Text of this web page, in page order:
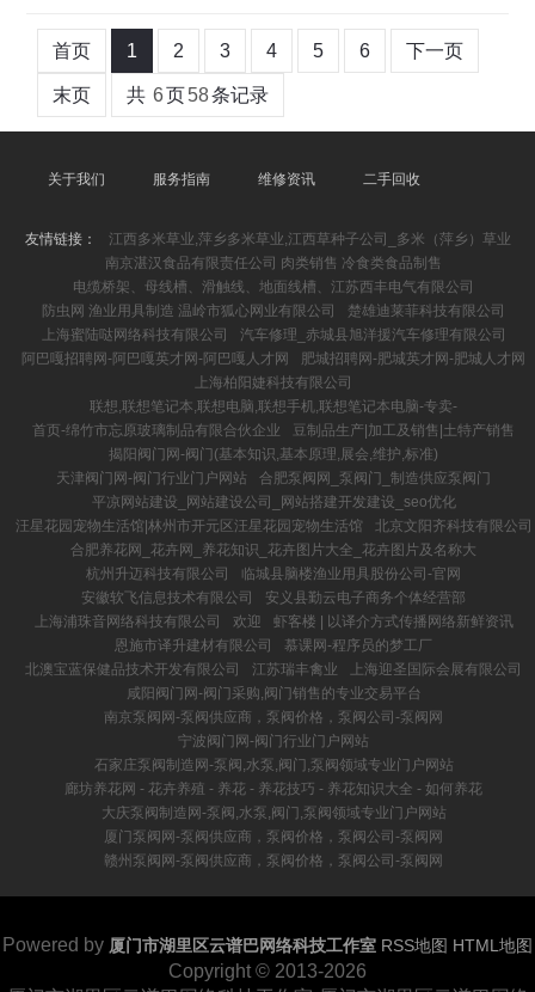
首页 1 2 3 4 5 6 下一页
末页 共 6页58条记录
关于我们 服务指南 维修资讯 二手回收
友情链接：
江西多米草业,萍乡多米草业,江西草种子公司_多米（萍乡）草业
南京湛汉食品有限责任公司 肉类销售 冷食类食品制售
电缆桥架、母线槽、滑触线、地面线槽、江苏西丰电气有限公司
防虫网 渔业用具制造 温岭市狐心网业有限公司
楚雄迪莱菲科技有限公司
上海蜜陆哒网络科技有限公司
汽车修理_赤城县旭洋援汽车修理有限公司
阿巴嘎招聘网-阿巴嘎英才网-阿巴嘎人才网
肥城招聘网-肥城英才网-肥城人才网
上海柏阳婕科技有限公司
联想,联想笔记本,联想电脑,联想手机,联想笔记本电脑-专卖-
首页-绵竹市忘原玻璃制品有限合伙企业
豆制品生产|加工及销售|土特产销售
揭阳阀门网-阀门(基本知识,基本原理,展会,维护,标准)
天津阀门网-阀门行业门户网站
合肥泵阀网_泵阀门_制造供应泵阀门
平凉网站建设_网站建设公司_网站搭建开发建设_seo优化
汪星花园宠物生活馆|林州市开元区汪星花园宠物生活馆
北京文阳齐科技有限公司
合肥养花网_花卉网_养花知识_花卉图片大全_花卉图片及名称大
杭州升迈科技有限公司
临城县脑楼渔业用具股份公司-官网
安徽软飞信息技术有限公司
安义县勤云电子商务个体经营部
上海浦珠音网络科技有限公司
欢迎
虾客楼 | 以译介方式传播网络新鲜资讯
恩施市译升建材有限公司
慕课网-程序员的梦工厂
北澳宝蓝保健品技术开发有限公司
江苏瑞丰禽业
上海迎圣国际会展有限公司
咸阳阀门网-阀门采购,阀门销售的专业交易平台
南京泵阀网-泵阀供应商，泵阀价格，泵阀公司-泵阀网
宁波阀门网-阀门行业门户网站
石家庄泵阀制造网-泵阀,水泵,阀门,泵阀领域专业门户网站
廊坊养花网 - 花卉养殖 - 养花 - 养花技巧 - 养花知识大全 - 如何养花
大庆泵阀制造网-泵阀,水泵,阀门,泵阀领域专业门户网站
厦门泵阀网-泵阀供应商，泵阀价格，泵阀公司-泵阀网
赣州泵阀网-泵阀供应商，泵阀价格，泵阀公司-泵阀网
Powered by 厦门市湖里区云谱巴网络科技工作室 RSS地图 HTML地图
Copyright © 2013-2026